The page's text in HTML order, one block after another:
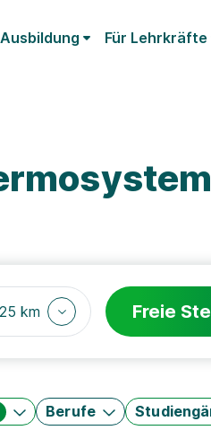
Für Lehrkräfte
25 km Freie
Berufe